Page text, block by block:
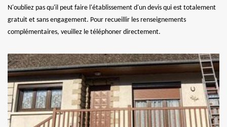
N'oubliez pas qu'il peut faire l'établissement d'un devis qui est totalement
gratuit et sans engagement. Pour recueillir les renseignements
complémentaires, veuillez le téléphoner directement.